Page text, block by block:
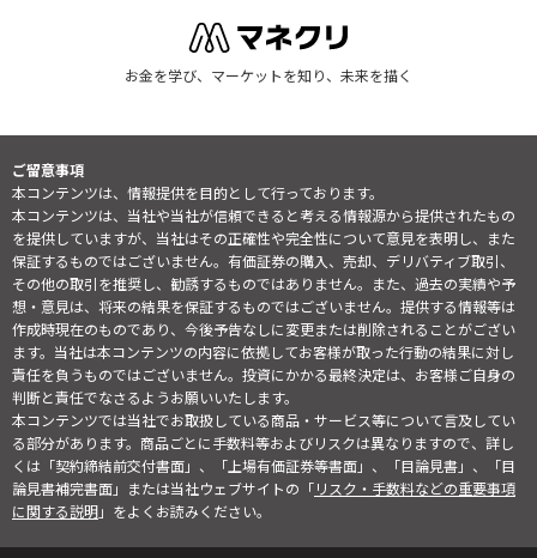
お金を学び、マーケットを知り、未来を描く
ご留意事項
本コンテンツは、情報提供を目的として行っております。
本コンテンツは、当社や当社が信頼できると考える情報源から提供されたもの
を提供していますが、当社はその正確性や完全性について意見を表明し、また
保証するものではございません。有価証券の購入、売却、デリバティブ取引、
その他の取引を推奨し、勧誘するものではありません。また、過去の実績や予
想・意見は、将来の結果を保証するものではございません。提供する情報等は
作成時現在のものであり、今後予告なしに変更または削除されることがござい
ます。当社は本コンテンツの内容に依拠してお客様が取った行動の結果に対し
責任を負うものではございません。投資にかかる最終決定は、お客様ご自身の
判断と責任でなさるようお願いいたします。
本コンテンツでは当社でお取扱している商品・サービス等について言及してい
る部分があります。商品ごとに手数料等およびリスクは異なりますので、詳し
くは「契約締結前交付書面」、「上場有価証券等書面」、「目論見書」、「目
論見書補完書面」または当社ウェブサイトの「リスク・手数料などの重要事項
に関する説明」をよくお読みください。